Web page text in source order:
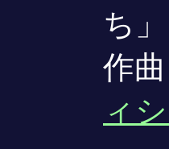
ち
作
ィ